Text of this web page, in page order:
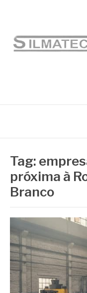
conteúdo
Tag:
próxima à
Branco